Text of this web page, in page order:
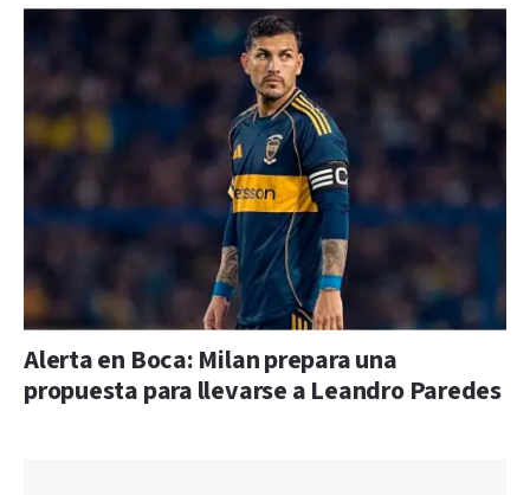
Alerta en Boca: Milan prepara una
propuesta para llevarse a Leandro Paredes